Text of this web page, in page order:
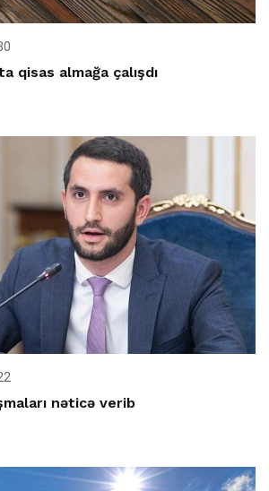
qisas almağa çalışdı
nəticə verib